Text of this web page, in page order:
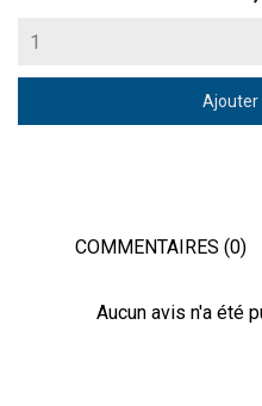
Ajouter
COMMENTAIRES (0)
Aucun avis n'a été